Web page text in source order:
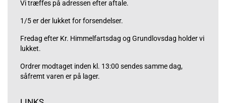
Vi træffes på adressen efter aftale.
1/5 er der lukket for forsendelser.
Fredag efter Kr. Himmelfartsdag og Grundlovsdag holder vi
lukket.
Ordrer modtaget inden kl. 13:00 sendes samme dag,
såfremt varen er på lager.